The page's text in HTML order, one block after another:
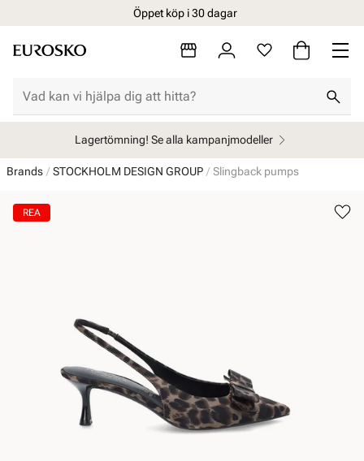
Öppet köp i 30 dagar
Lagertömning! Se alla kampanjmodeller
Brands STOCKHOLM DESIGN GROUP Slingback pumps
REA